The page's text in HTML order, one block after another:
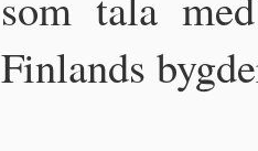
Finlands